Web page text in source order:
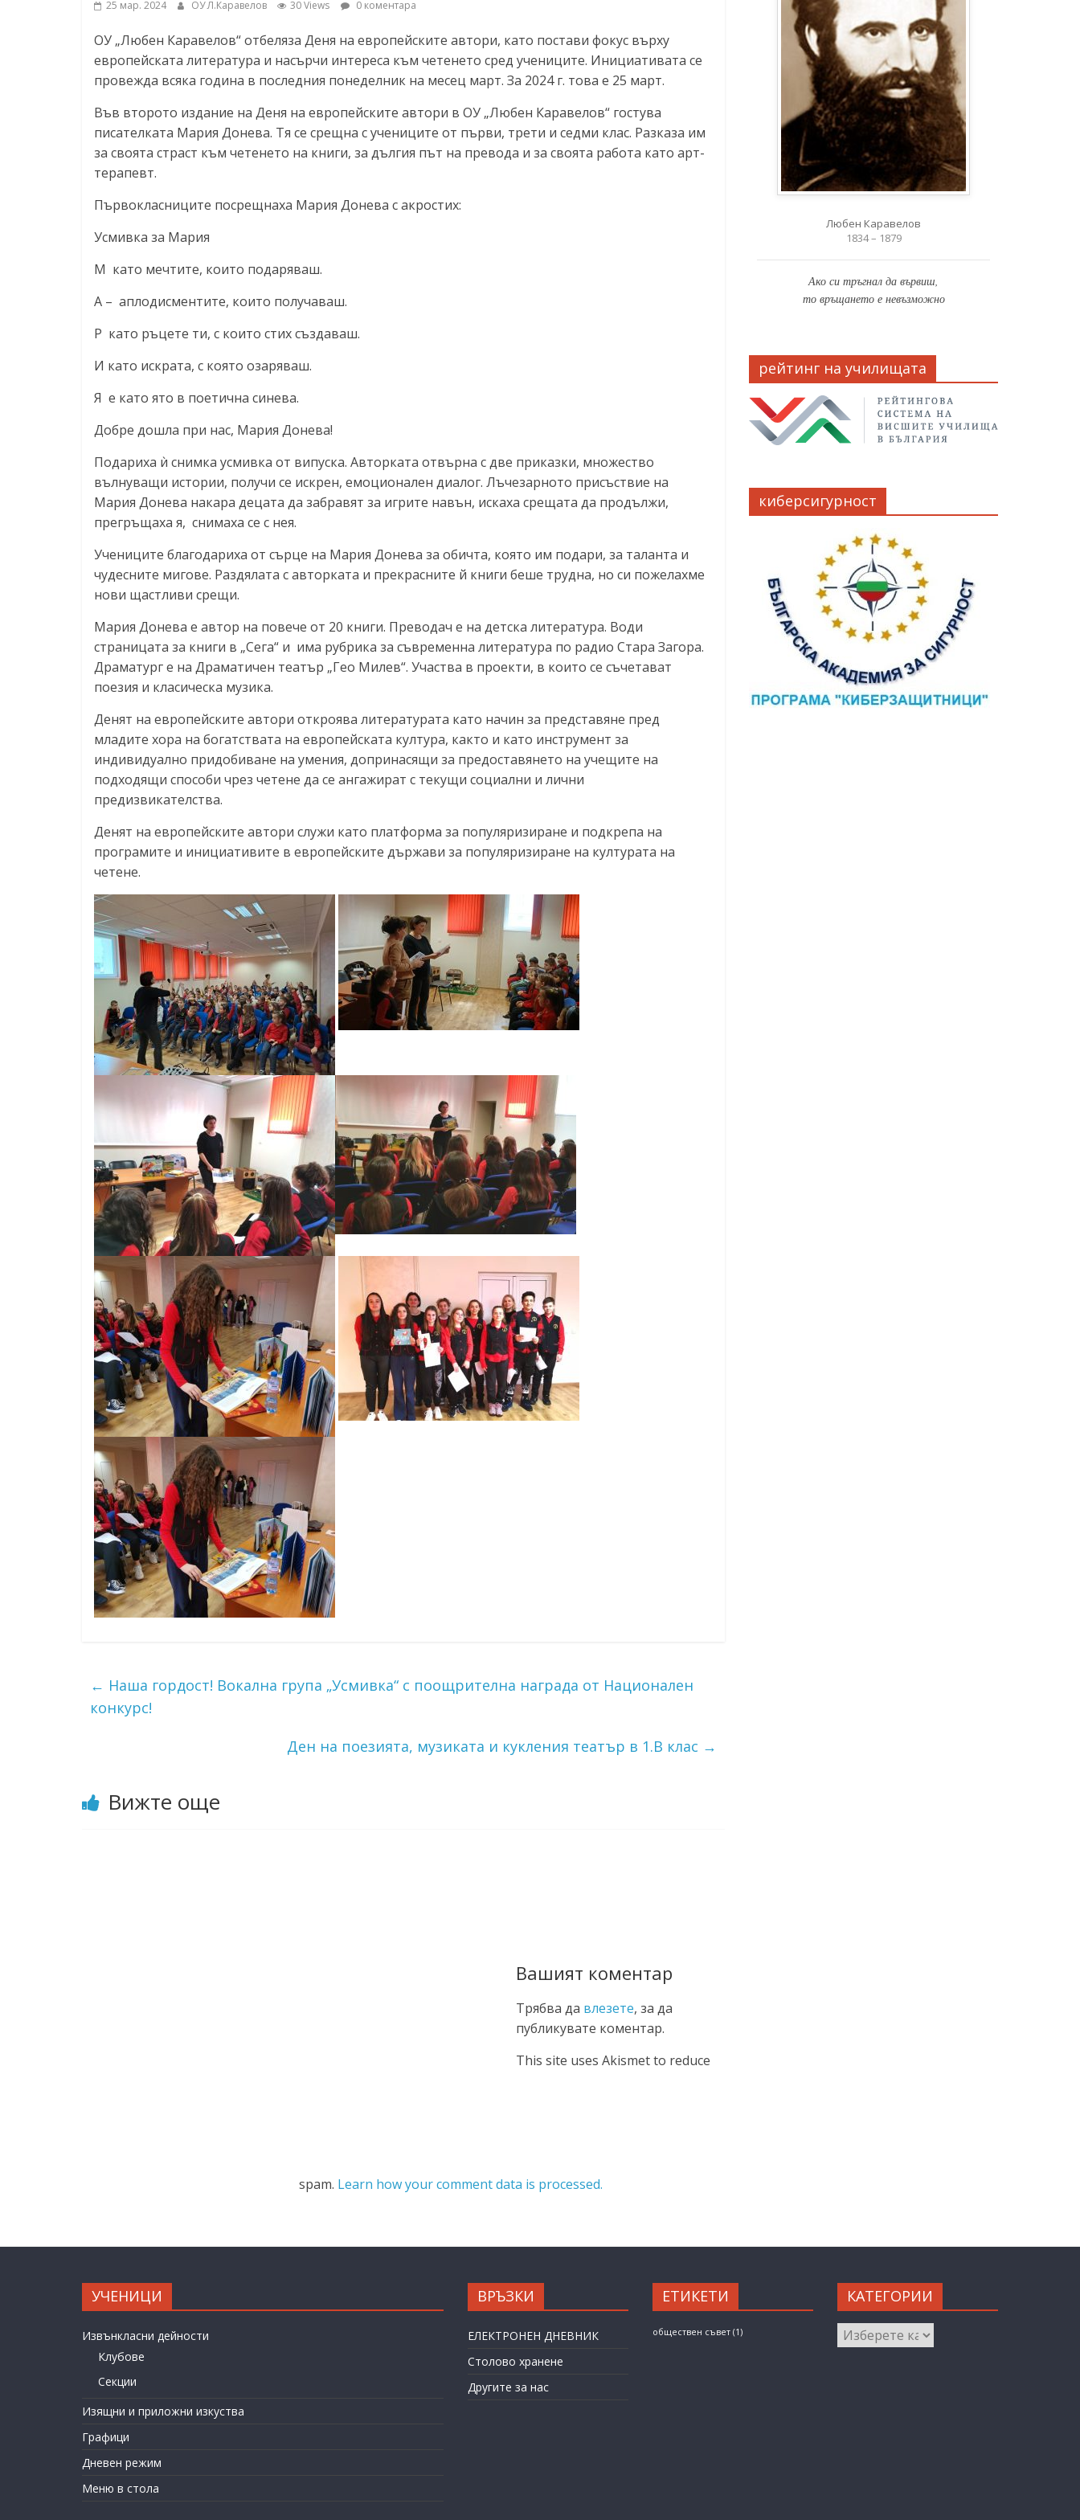
25 мар. 2024 ОУ Л.Каравелов 30 Views 0 коментара
ОУ „Любен Каравелов“ отбеляза Деня на европейските автори, като постави фокус върху
европейската литература и насърчи интереса към четенето сред учениците. Инициативата се
провежда всяка година в последния понеделник на месец март. За 2024 г. това е 25 март.
Във второто издание на Деня на европейските автори в ОУ „Любен Каравелов“ гостува
писателката Мария Донева. Тя се срещна с учениците от първи, трети и седми клас. Разказа им
за своята страст към четенето на книги, за дългия път на превода и за своята работа като арт-
терапевт.
Първокласниците посрещнаха Мария Донева с акростих:
Усмивка за Мария
M като мечтите, които подаряваш.
А – аплодисментите, които получаваш.
Р като ръцете ти, с които стих създаваш.
И като искрата, с която озаряваш.
Я е като ято в поетична синева.
Добре дошла при нас, Мария Донева!
Подариха ѝ снимка усмивка от випуска. Авторката отвърна с две приказки, множество
вълнуващи истории, получи се искрен, емоционален диалог. Лъчезарното присъствие на
Мария Донева накара децата да забравят за игрите навън, искаха срещата да продължи,
прегръщаха я, снимаха се с нея.
Учениците благодариха от сърце на Мария Донева за обичта, която им подари, за таланта и
чудесните мигове. Раздялата с авторката и прекрасните й книги беше трудна, но си пожелахме
нови щастливи срещи.
Мария Донева е автор на повече от 20 книги. Преводач е на детска литература. Води
страницата за книги в „Сега“ и има рубрика за съвременна литература по радио Стара Загора.
Драматург е на Драматичен театър „Гео Милев“. Участва в проекти, в които се съчетават
поезия и класическа музика.
Денят на европейските автори откроява литературата като начин за представяне пред
младите хора на богатствата на европейската култура, както и като инструмент за
индивидуално придобиване на умения, допринасящи за предоставянето на учещите на
подходящи способи чрез четене да се ангажират с текущи социални и лични
предизвикателства.
Денят на европейските автори служи като платформа за популяризиране и подкрепа на
програмите и инициативите в европейските държави за популяризиране на културата на
четене.
← Наша гордост! Вокална група „Усмивка“ с поощрителна награда от Национален
конкурс!
Ден на поезията, музиката и кукления театър в 1.В клас →
Вижте още
Вашият коментар
Трябва да влезете, за да
публикувате коментар.
This site uses Akismet to reduce
spam. Learn how your comment data is processed.
Любен Каравелов
1834 – 1879
Ако си тръгнал да вървиш,
то връщането е невъзможно
рейтинг на училищата
киберсигурност
УЧЕНИЦИ
Извънкласни дейности
Клубове
Секции
Изящни и приложни изкуства
Графици
Дневен режим
Меню в стола
ВРЪЗКИ
ЕЛЕКТРОНЕН ДНЕВНИК
Столово хранене
Другите за нас
ЕТИКЕТИ
обществен съвет(1)
КАТЕГОРИИ
КАТЕГОРИИ